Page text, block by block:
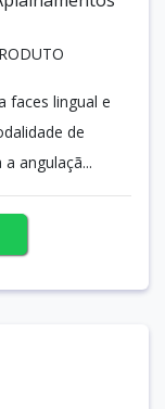
faces lingual e
de
angulaçã...